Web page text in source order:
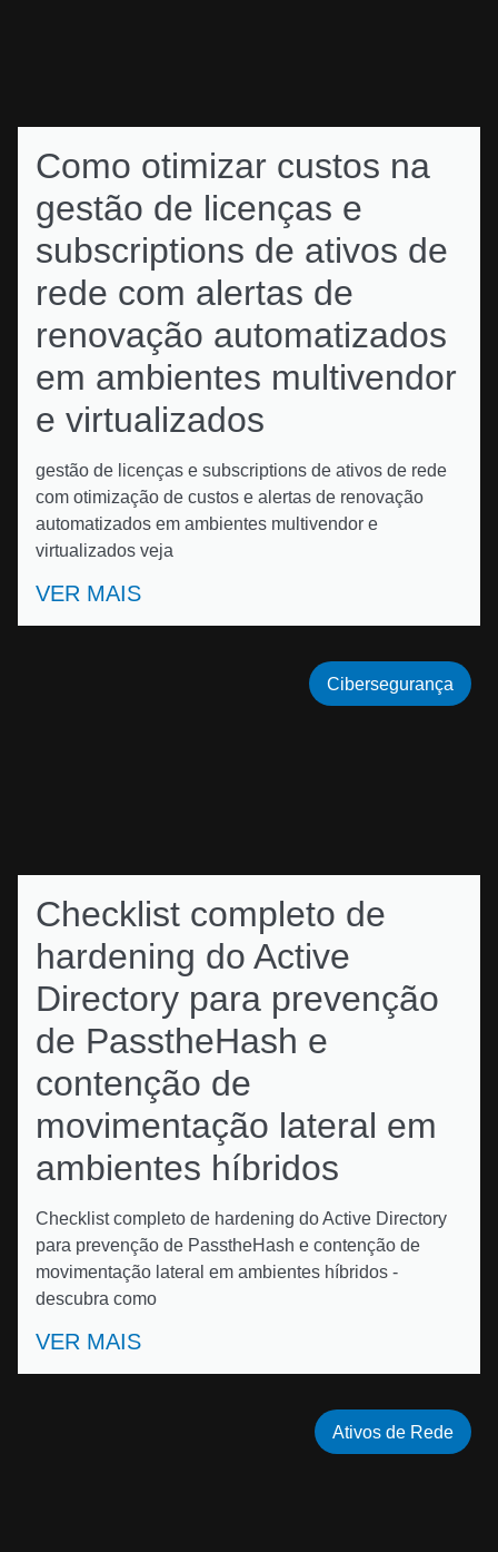
Como otimizar custos na
gestão de licenças e
subscriptions de ativos de
rede com alertas de
renovação automatizados
em ambientes multivendor
e virtualizados
gestão de licenças e subscriptions de ativos de rede
com otimização de custos e alertas de renovação
automatizados em ambientes multivendor e
virtualizados veja
VER MAIS
Checklist completo de
hardening do Active
Directory para prevenção
de PasstheHash e
contenção de
movimentação lateral em
ambientes híbridos
Checklist completo de hardening do Active Directory
para prevenção de PasstheHash e contenção de
movimentação lateral em ambientes híbridos -
descubra como
VER MAIS
Cibersegurança
Ativos de Rede